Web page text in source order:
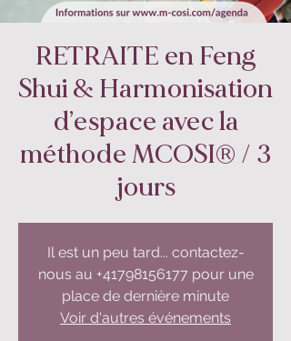
RETRAITE en Feng
Shui & Harmonisation
d’espace avec la
méthode MCOSI® / 3
jours
Il est un peu tard... contactez-
nous au +41798156177 pour une
place de dernière minute
Voir d'autres événements